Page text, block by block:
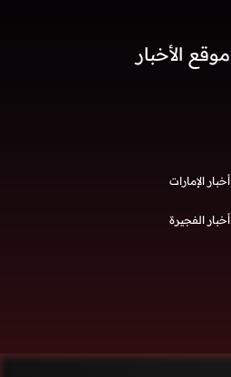
موقع الأخبار
أخبار الإمارات
أخبار الفجيرة